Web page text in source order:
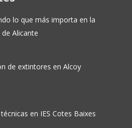
lo que más importa en la
Alicante
de extintores en Alcoy
en IES Cotes Baixes